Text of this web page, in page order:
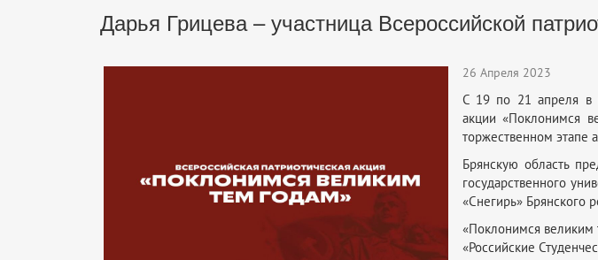
Дарья Грицева – участница Всероссийской
26 Апреля 2023
С 19 по 21 апреля в
акции «Поклонимся
торжественном этапе
Брянскую область
государственного
«Снегирь» Брянского
«Поклонимся великим
«Российские